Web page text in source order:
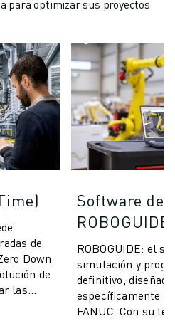
para optimizar sus proyectos
de
Down
de
las
Software de
ROBOGUIDE
ROBOGUIDE: el
simulación y
definitivo, diseñado
específicamente
FANUC. Con su